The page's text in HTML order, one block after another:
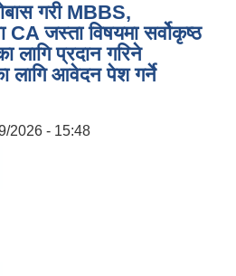
गरी MBBS,
जस्ता विषयमा सर्वोकृष्ठ
लागि प्रदान गरिने
लागि आवेदन पेश गर्ने
2026 - 15:48